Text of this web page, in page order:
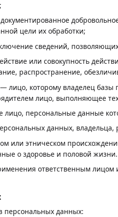
цели их обработки;
сведений,
или совокупность
распространение,
— лицо, которому владелец базы
лицо, выполняющее
лицо, персональные данные
данных, владельца,
или этническом
о здоровье и половой жизни.
ответственным
персональных данных: